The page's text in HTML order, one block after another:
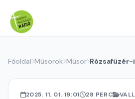
Főoldal Műsorok Műsor Rózsafüzér-
2025. 11. 01. 19:01 28 PERC